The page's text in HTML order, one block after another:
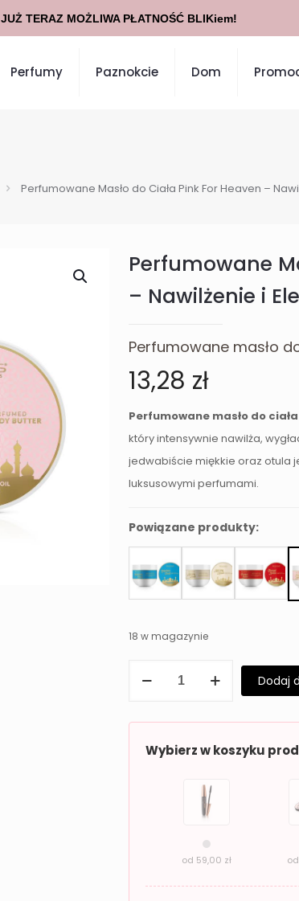
Perfumy Paznokcie Dom
Perfumowane Masło do Ciała Pink For Heaven –
Perfumowane
– Nawilżenie i
Perfumowane masło
13,28 zł
Perfumowane masło do
który intensywnie nawilża,
jedwabiście miękkie oraz otula
luksusowymi perfumami.
Powiązane produkty:
18 w magazynie
Ciała
Dodaj
Wybierz w koszyku
od 59,00 zł od
JUŻ TERAZ MOŻLIWA PŁATNOŚĆ BLIKiem!